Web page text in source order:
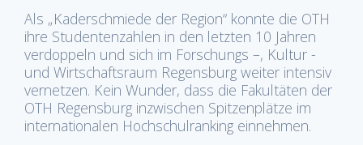
Als „Kaderschmiede der Region“ konnte die OTH
ihre Studentenzahlen in den letzten 10 Jahren
verdoppeln und sich im Forschungs –, Kultur -
und Wirtschaftsraum Regensburg weiter intensiv
vernetzen. Kein Wunder, dass die Fakultäten der
OTH Regensburg inzwischen Spitzenplätze im
internationalen Hochschulranking einnehmen.